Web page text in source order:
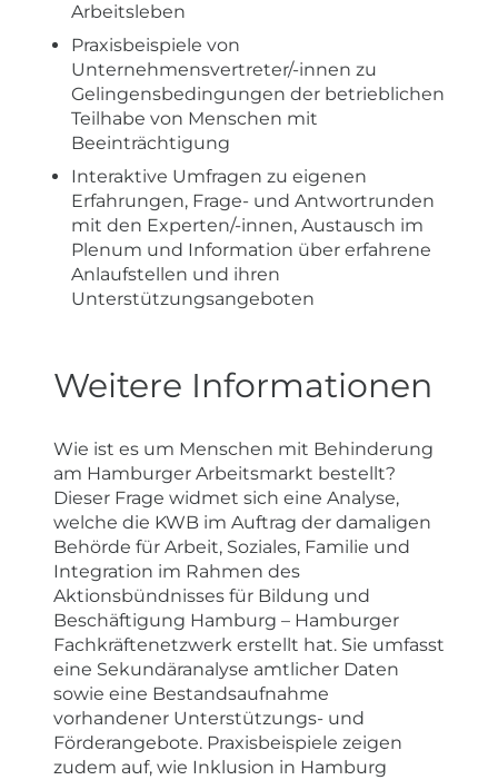
Arbeitsleben
Praxisbeispiele von
Unternehmensvertreter/-innen zu
Gelingensbedingungen der betrieblichen
Teilhabe von Menschen mit
Beeinträchtigung
Interaktive Umfragen zu eigenen
Erfahrungen, Frage- und Antwortrunden
mit den Experten/-innen, Austausch im
Plenum und Information über erfahrene
Anlaufstellen und ihren
Unterstützungsangeboten
Weitere Informationen
Wie ist es um Menschen mit Behinderung
am Hamburger Arbeitsmarkt bestellt?
Dieser Frage widmet sich eine Analyse,
welche die KWB im Auftrag der damaligen
Behörde für Arbeit, Soziales, Familie und
Integration im Rahmen des
Aktionsbündnisses für Bildung und
Beschäftigung Hamburg – Hamburger
Fachkräftenetzwerk erstellt hat. Sie umfasst
eine Sekundäranalyse amtlicher Daten
sowie eine Bestandsaufnahme
vorhandener Unterstützungs- und
Förderangebote. Praxisbeispiele zeigen
zudem auf, wie Inklusion in Hamburg